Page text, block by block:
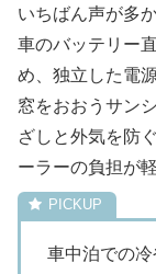
いちばん声が多
車のバッテリー
め、独立した電
窓をおおうサン
ざしと外気を防
ーラーの負担が
車中泊での